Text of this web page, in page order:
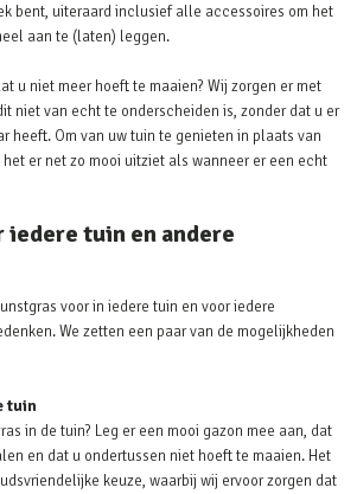
bent, uiteraard inclusief alle accessoires om het
aan te (laten) leggen.
u niet meer hoeft te maaien? Wij zorgen er met
niet van echt te onderscheiden is, zonder dat u er
heeft. Om van uw tuin te genieten in plaats van
er net zo mooi uitziet als wanneer er een echt
iedere tuin en andere
voor in iedere tuin en voor iedere
We zetten een paar van de mogelijkheden
tuin
in de tuin? Leg er een mooi gazon mee aan, dat
en dat u ondertussen niet hoeft te maaien. Het
keuze, waarbij wij ervoor zorgen dat